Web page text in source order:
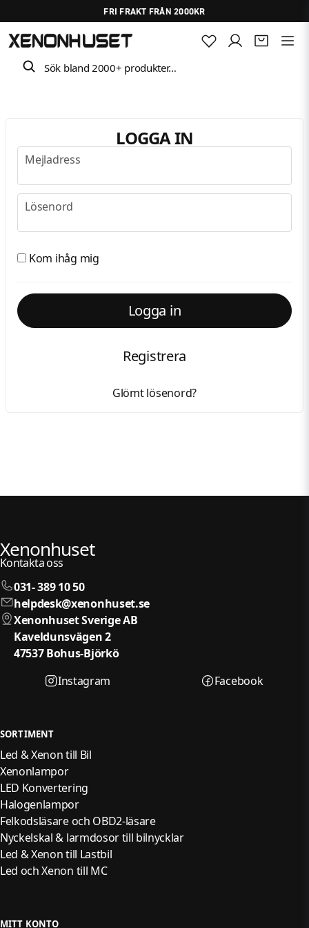
FRI FRAKT FRÅN 2000KR
Sök bland 2000+ produkter…
LOGGA IN
Mejladress
Lösenord
Kom ihåg mig
Logga in
Registrera
Glömt lösenord?
Xenonhuset
Kontakta oss
031- 389 10 50
helpdesk@xenonhuset.se
Xenonhuset Sverige AB
Kaveldunsvägen 2
47537 Bohus-Björkö
Instagram
Facebook
SORTIMENT
Led & Xenon till Bil
Xenonlampor
LED Konvertering
Halogenlampor
Felkodsläsare och OBD2-läsare
Nyckelskal & larmdosor till bilnycklar
Led & Xenon till Lastbil
Led och Xenon till MC
MITT KONTO